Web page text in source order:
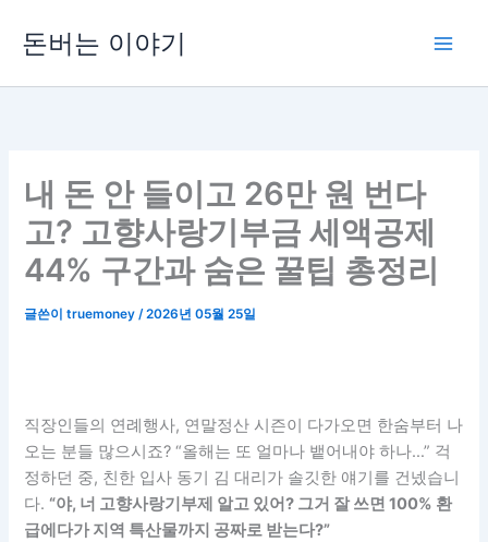
로
돈버는 이야기
내 돈 안 들이고 26만 원 번다
고? 고향사랑기부금 세액공제
44% 구간과 숨은 꿀팁 총정리
글쓴이truemoney/2026년 05월 25일
직장인들의 연례행사, 연말정산 시즌이 다가오면 한숨부터 나
오는 분들 많으시죠? “올해는 또 얼마나 뱉어내야 하나…” 걱
정하던 중, 친한 입사 동기 김 대리가 솔깃한 얘기를 건넸습니
다. “야, 너 고향사랑기부제 알고 있어? 그거 잘 쓰면 100% 환
급에다가 지역 특산물까지 공짜로 받는다?”